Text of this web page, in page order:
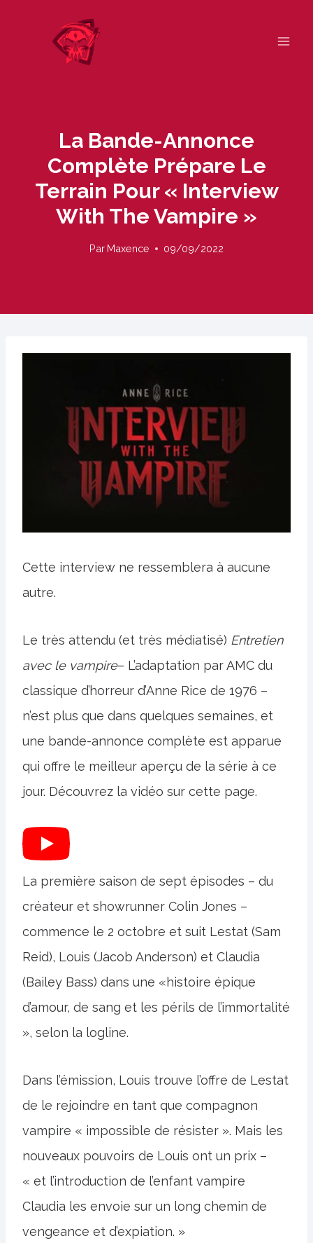
La Bande-Annonce
Complète Prépare Le
Terrain Pour « Interview
With The Vampire »
Par Maxence 09/09/2022
Cette interview ne ressemblera à aucune
autre.
Le très attendu (et très médiatisé) Entretien
avec le vampire– L’adaptation par AMC du
classique d’horreur d’Anne Rice de 1976 –
n’est plus que dans quelques semaines, et
une bande-annonce complète est apparue
qui offre le meilleur aperçu de la série à ce
jour. Découvrez la vidéo sur cette page.
La première saison de sept épisodes – du
créateur et showrunner Colin Jones –
commence le 2 octobre et suit Lestat (Sam
Reid), Louis (Jacob Anderson) et Claudia
(Bailey Bass) dans une «histoire épique
d’amour, de sang et les périls de l’immortalité
», selon la logline.
Dans l’émission, Louis trouve l’offre de Lestat
de le rejoindre en tant que compagnon
vampire « impossible de résister ». Mais les
nouveaux pouvoirs de Louis ont un prix –
« et l’introduction de l’enfant vampire
Claudia les envoie sur un long chemin de
vengeance et d’expiation. »